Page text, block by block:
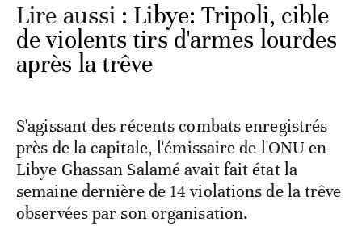
Lire aussi : Libye: Tripoli, cible
de violents tirs d'armes lourdes
après la trêve
S'agissant des récents combats enregistrés
près de la capitale, l'émissaire de l'ONU en
Libye Ghassan Salamé avait fait état la
semaine dernière de 14 violations de la trêve
observées par son organisation.